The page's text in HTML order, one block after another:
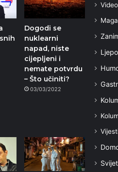
Dogodi se
nuklearni
napad, niste
cijepljeni i
nemate potvrdu
– Što učiniti?
03/03/2022
Video
Svijet